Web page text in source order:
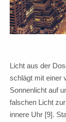
Licht aus der
schlägt mit einer
Sonnenlicht auf
falschen Licht
innere Uhr [9].